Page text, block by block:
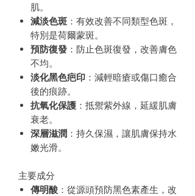
肌。
減淡色斑 ：有效改善不同類型色斑，
特別是荷爾蒙斑。
預防復發 ：防止色斑復發，改善膚色
不均。
淡化黑色疤印 ：減輕暗瘡或傷口癒合
後的痕跡。
抗氧化保護 ：抵禦紫外線，延緩肌膚
衰老。
深層滋潤 ：持久保濕，讓肌膚保持水
嫩光滑。
主要成分
傳明酸 ：從源頭預防黑色素產生，改